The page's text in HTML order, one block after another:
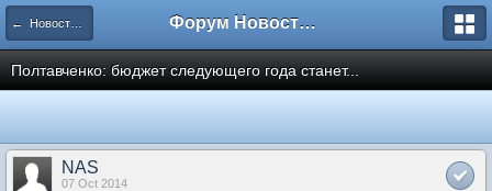
← Новости рынка недвижимости Форум Новостройки
Полтавченко: бюджет следующего года станет...
NAS
07 Oct 2014